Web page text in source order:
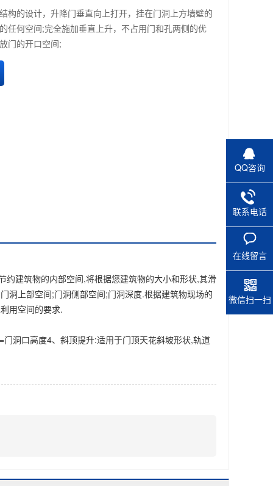
构的设计，升降门垂直向上打开，挂在门洞上方墙壁的
任何空间;完全施加垂直上升，不占用门和孔两侧的优
门的开口空间;
建筑物的内部空间,将根据您建筑物的大小和形状,其滑
洞上部空间;门洞侧部空间;门洞深度.根据建筑物现场的
用空间的要求.
洞口高度4、斜顶提升:适用于门顶天花斜坡形状,轨道
QQ咨询
联系电话
在线留言
微信扫一扫